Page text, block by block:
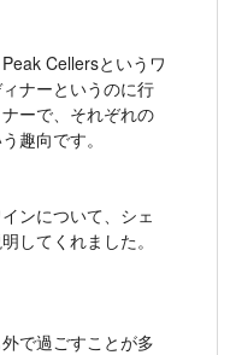
Cellersというワ
ナーというのに行
ーで、それぞれの
趣向です。
ンについて、シェ
してくれました。
で過ごすことが多